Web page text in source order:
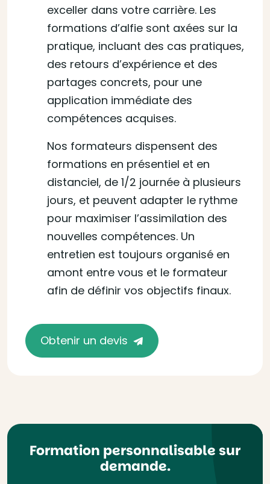
exceller dans votre carrière. Les
formations d’alfie sont axées sur la
pratique, incluant des cas pratiques,
des retours d’expérience et des
partages concrets, pour une
application immédiate des
compétences acquises.
Nos formateurs dispensent des
formations en présentiel et en
distanciel, de 1/2 journée à plusieurs
jours, et peuvent adapter le rythme
pour maximiser l’assimilation des
nouvelles compétences. Un
entretien est toujours organisé en
amont entre vous et le formateur
afin de définir vos objectifs finaux.
Obtenir un devis
Formation personnalisable sur
demande.